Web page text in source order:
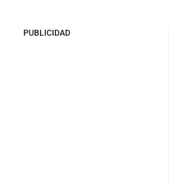
PUBLICIDAD